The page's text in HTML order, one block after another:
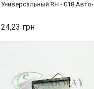
Универсальный RH - 018 Авто-
24,23